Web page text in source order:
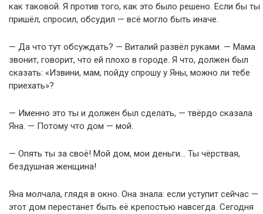
как таковой. Я против того, как это было решено. Если бы ты
пришёл, спросил, обсудил — всё могло быть иначе.
— Да что тут обсуждать? — Виталий развёл руками. — Мама
звонит, говорит, что ей плохо в городе. Я что, должен был
сказать: «Извини, мам, пойду спрошу у Яны, можно ли тебе
приехать»?
— Именно это ты и должен был сделать, — твёрдо сказала
Яна. — Потому что дом — мой.
— Опять ты за своё! Мой дом, мои деньги… Ты чёрствая,
бездушная женщина!
Яна молчала, глядя в окно. Она знала: если уступит сейчас —
этот дом перестанет быть её крепостью навсегда. Сегодня